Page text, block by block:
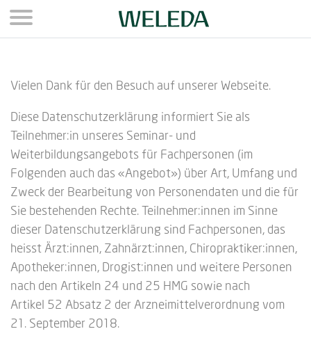
Direkt zum Inhalt
Vielen Dank für den Besuch auf unserer Webseite.
Diese Datenschutzerklärung informiert Sie als
Teilnehmer:in unseres Seminar- und
Weiterbildungsangebots für Fachpersonen (im
Folgenden auch das «Angebot») über Art, Umfang und
Zweck der Bearbeitung von Personendaten und die für
Sie bestehenden Rechte. Teilnehmer:innen im Sinne
dieser Datenschutzerklärung sind Fachpersonen, das
heisst Ärzt:innen, Zahnärzt:innen, Chiropraktiker:innen,
Apotheker:innen, Drogist:innen und weitere Personen
nach den Artikeln 24 und 25 HMG sowie nach
Artikel 52 Absatz 2 der Arzneimittelverordnung vom
21. September 2018.